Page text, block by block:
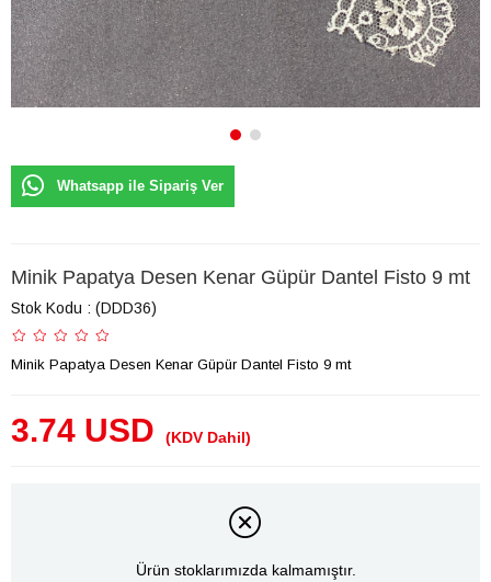
Whatsapp ile Sipariş Ver
Minik Papatya Desen Kenar Güpür Dantel Fisto 9 mt
Stok Kodu (DDD36)
Minik Papatya Desen Kenar Güpür Dantel Fisto 9 mt
3.74 USD (KDV Dahil)
Ürün stoklarımızda kalmamıştır.